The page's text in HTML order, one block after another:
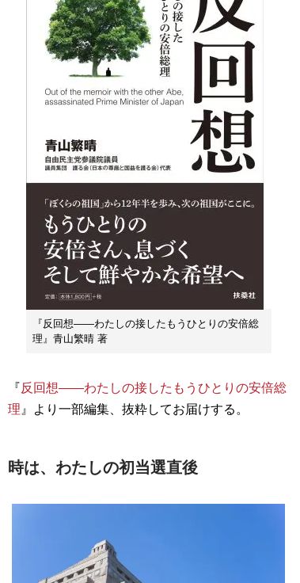
『反回想――わたしの接したもうひとりの安倍総
理』青山繁晴 著
『反回想――わたしの接したもうひとりの安倍総
理 』より一部編集、抜粋してお届けする。
時は、わたしの初当選直後